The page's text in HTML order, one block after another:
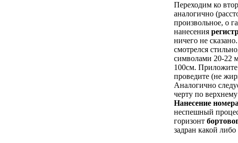
Переходим ко
аналогично
произвольное, о
нанесения
ничего не
смотрелся
символами 20-22
100см.
проведите (не
Аналогично
черту по
Нанесение
неспешный
горизонт
задран какой либо